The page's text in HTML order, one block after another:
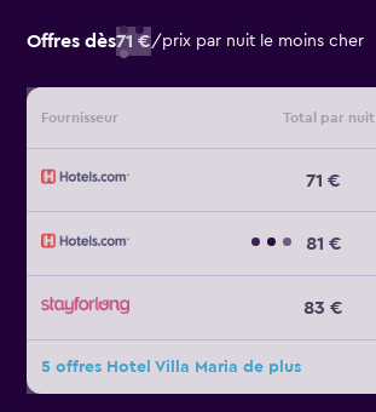
Offres dès71 €/prix par nuit le moins cher
Fournisseur Total par nuit
71 €
81 €
83 €
5 offres Hotel Villa Maria de plus